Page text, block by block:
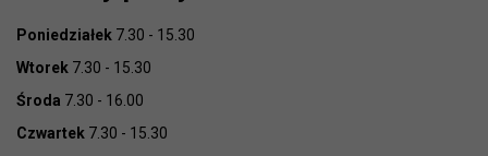
Poniedziałek 7.30 - 15.30
Wtorek 7.30 - 15.30
Środa 7.30 - 16.00
Czwartek 7.30 - 15.30